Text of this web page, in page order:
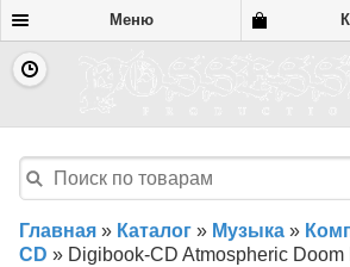
Меню
Главная » Каталог » Музыка »
CD » Digibook-CD Atmospheric Doom